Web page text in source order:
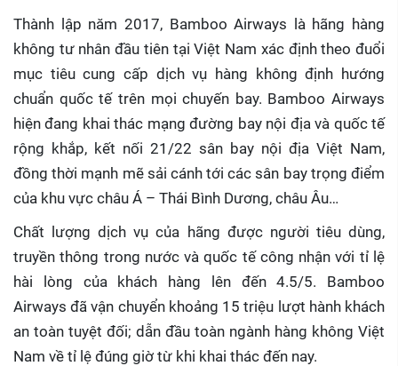
Thành lập năm 2017, Bamboo Airways là hãng hàng
không tư nhân đầu tiên tại Việt Nam xác định theo đuổi
mục tiêu cung cấp dịch vụ hàng không định hướng
chuẩn quốc tế trên mọi chuyến bay. Bamboo Airways
hiện đang khai thác mạng đường bay nội địa và quốc tế
rộng khắp, kết nối 21/22 sân bay nội địa Việt Nam,
đồng thời mạnh mẽ sải cánh tới các sân bay trọng điểm
của khu vực châu Á – Thái Bình Dương, châu Âu…
Chất lượng dịch vụ của hãng được người tiêu dùng,
truyền thông trong nước và quốc tế công nhận với tỉ lệ
hài lòng của khách hàng lên đến 4.5/5. Bamboo
Airways đã vận chuyển khoảng 15 triệu lượt hành khách
an toàn tuyệt đối; dẫn đầu toàn ngành hàng không Việt
Nam về tỉ lệ đúng giờ từ khi khai thác đến nay.